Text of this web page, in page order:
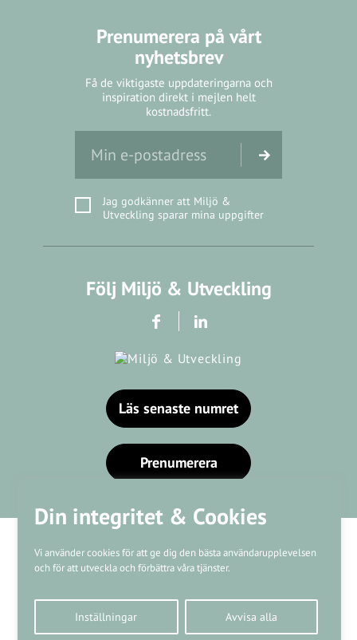
Din integritet & Cookies
Vi använder cookies för att ge dig den bästa användarupplevelsen
och för att utveckla och förbättra våra tjänster.
Inställningar Avvisa alla
Prenumerera på vårt
nyhetsbrev
Få de viktigaste uppdateringarna och
inspiration direkt i mejlen helt
kostnadsfritt.
Jag godkänner att Miljö &
Utveckling sparar mina uppgifter
Följ Miljö & Utveckling
Läs senaste numret
Prenumerera
Kundtjänst